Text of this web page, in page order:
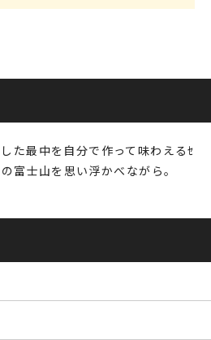
た最中を自分で作って味わえるｾ
富士山を思い浮かべながら。